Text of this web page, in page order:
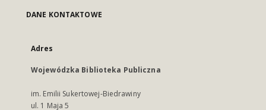
DANE KONTAKTOWE
Adres
Wojewódzka Biblioteka Publiczna
im. Emilii Sukertowej-Biedrawiny
ul. 1 Maja 5